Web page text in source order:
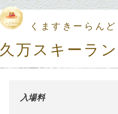
くますきーらんど
久万スキーラン
入場料